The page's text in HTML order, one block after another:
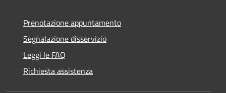
Prenotazione appuntamento
Segnalazione disservizio
Leggi le FAQ
Richiesta assistenza